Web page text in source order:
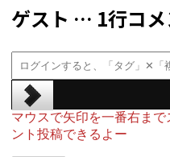
ゲスト … 1行コ
マウスで矢印を一番右ま
ント投稿できるよー